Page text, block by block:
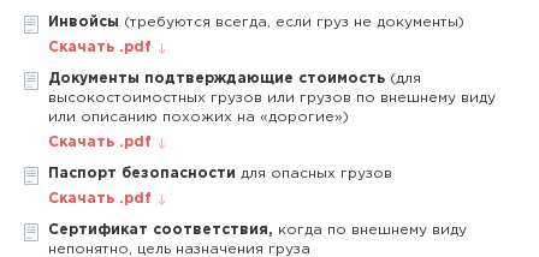
Инвойсы (требуются всегда, если груз не документы)
Скачать .pdf
Документы подтверждающие стоимость (для
высокостоимостных грузов или грузов по внешнему виду
или описанию похожих на «дорогие»)
Скачать .pdf
Паспорт безопасности для опасных грузов
Скачать .pdf
Сертификат соответствия, когда по внешнему виду
непонятно, цель назначения груза